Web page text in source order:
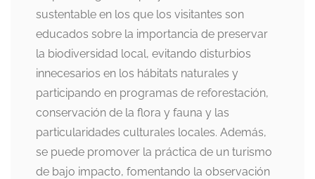
sustentable en los que los visitantes son
educados sobre la importancia de preservar
la biodiversidad local, evitando disturbios
innecesarios en los hábitats naturales y
participando en programas de reforestación,
conservación de la flora y fauna y las
particularidades culturales locales. Además,
se puede promover la práctica de un turismo
de bajo impacto, fomentando la observación